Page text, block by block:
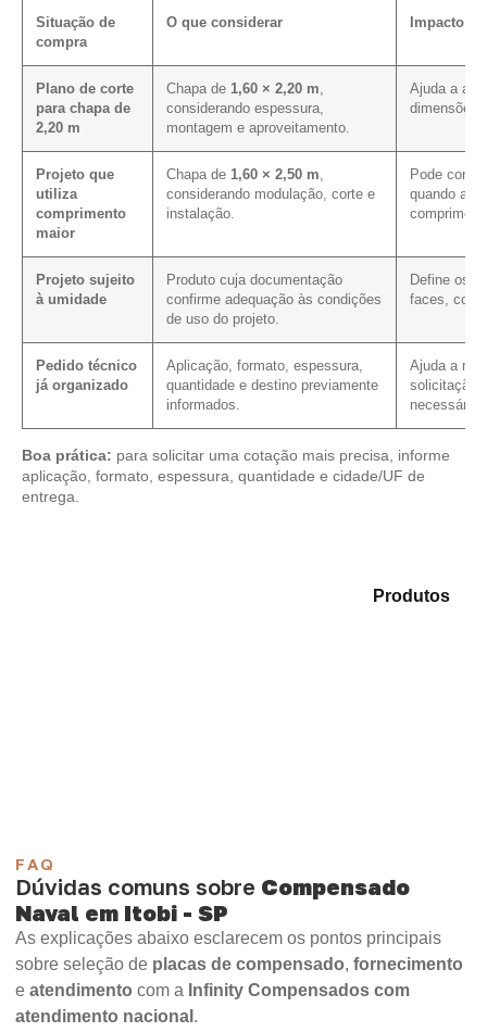
Situação de
compra
O que considerar Impacto
Plano de corte
para chapa de
2,20 m
Chapa de 1,60 × 2,20 m
considerando espessura,
montagem e aproveitamento.
Ajuda a
dimensões
Projeto que
utiliza
comprimento
maior
Chapa de 1,60 × 2,50 m
considerando modulação, corte e
instalação.
Pode
quando a
Projeto sujeito
à umidade
Produto cuja documentação
confirme adequação às condições
de uso do projeto.
Define os
faces,
Pedido técnico
já organizado
Aplicação, formato, espessura,
quantidade e destino previamente
informados.
Ajuda a
solicitação,
necessário.
Boa prática: para solicitar uma cotação mais precisa, informe
aplicação, formato, espessura, quantidade e cidade/UF de
entrega.
Produtose
FAQ
Dúvidas comuns sobre Compensado
Naval em Itobi - SP
As explicações abaixo esclarecem os pontos principais
sobre seleção de placas de compensado, fornecimento
e atendimento com a Infinity Compensados com
atendimento nacional .